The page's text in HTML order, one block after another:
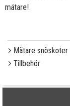
mätare!
Mätare snöskoter
Tillbehör